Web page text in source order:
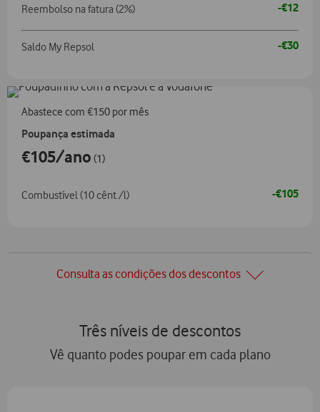
Reembolso na fatura (2%) -€12
Saldo My Repsol -€30
Abastece com €150 por mês
Poupança estimada
€105/ano (1)
Combustível (10 cênt./l) -€105
Consulta as condições dos descontos
Três níveis de descontos
Vê quanto podes poupar em cada plano